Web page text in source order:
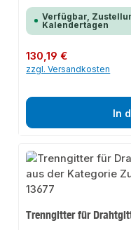
Verfügbar,
Kalendertagen
Regulärer Preis:
130,19 €
zzgl. Versandkosten
In
Trenngitter für